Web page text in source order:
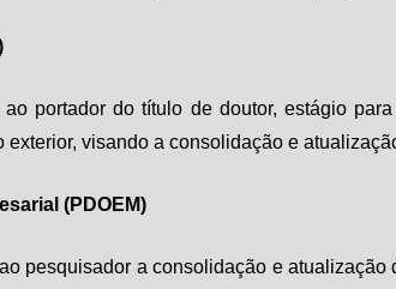
ao portador do título de doutor, estágio
exterior, visando a consolidação e
(PDOEM)
pesquisador a consolidação e